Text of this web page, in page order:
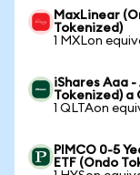
MaxLinear
Tokenized)
1 MXLon
iShares Aaa
Tokenized) a
1 QLTAon
PIMCO 0-5
ETF (Ondo